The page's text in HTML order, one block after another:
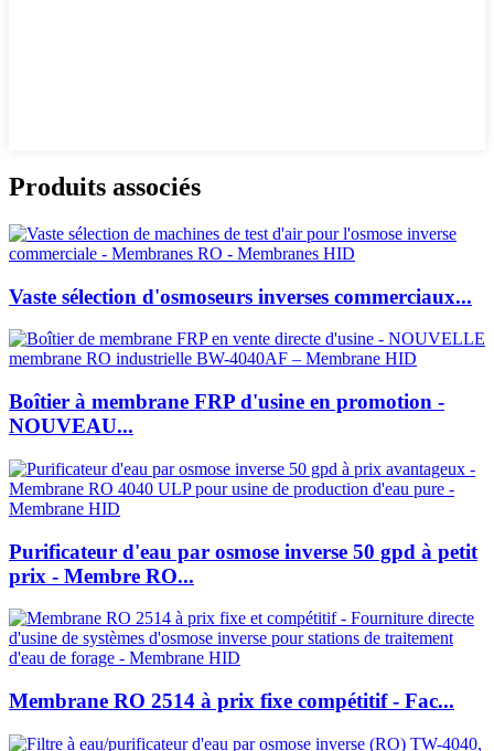
Produits associés
Vaste sélection d'osmoseurs inverses commerciaux...
Boîtier à membrane FRP d'usine en promotion -
NOUVEAU...
Purificateur d'eau par osmose inverse 50 gpd à petit
prix - Membre RO...
Membrane RO 2514 à prix fixe compétitif - Fac...